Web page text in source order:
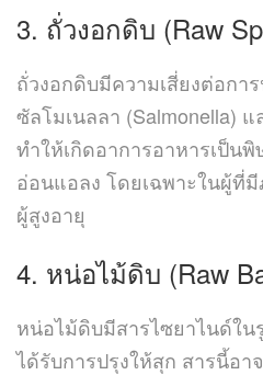
3. ถั่วงอกดิบ (Raw
ถั่วงอกดิบมีความเสี่ยงต่อกา
ซัลโมเนลลา (Salmonella)
ทำให้เกิดอาการอาหารเป็น
อ่อนแอลง โดยเฉพาะในผู้ที่
ผู้สูงอายุ
4. หน่อไม้ดิบ (Raw
หน่อไม้ดิบมีสารไซยาไนด์ใ
ได้รับการปรุงให้สุก สารนี้อ